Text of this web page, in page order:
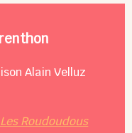
Alain Velluz
Roudoudous